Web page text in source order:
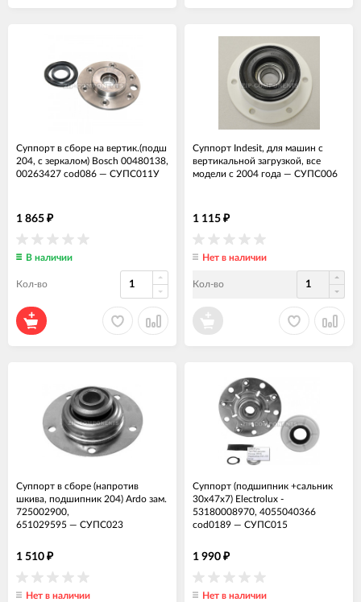
Суппорт в сборе на вертик.(подш
204, с зеркалом) Bosch 00480138,
00263427 cod086 — СУПС011У
1 865 ₽
В наличии
Кол-во
Суппорт Indesit, для машин с
вертикальной загрузкой, все
модели с 2004 года — СУПС006
1 115 ₽
Нет в наличии
Кол-во
Суппорт в сборе (напротив
шкива, подшипник 204) Ardo зам.
725002900,
651029595 — СУПС023
1 510 ₽
Нет в наличии
Суппорт (подшипник +сальник
30x47x7) Electrolux -
53180008970, 4055040366
cod0189 — СУПС015
1 990 ₽
Нет в наличии